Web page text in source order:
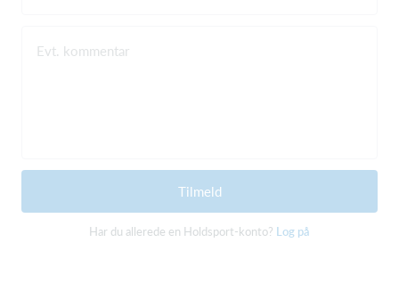
Evt. kommentar
Tilmeld
Har du allerede en Holdsport-konto? Log på